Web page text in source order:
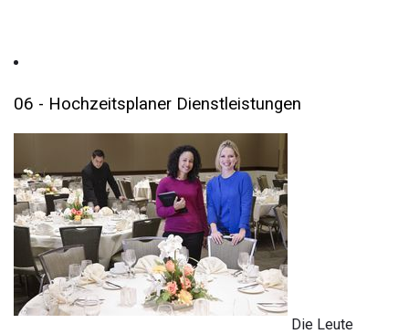
06 - Hochzeitsplaner Dienstleistungen
Die Leute